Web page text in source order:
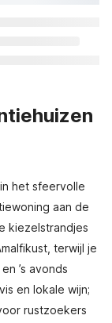
het sfeervolle
aan de
kiezelstrandjes
terwijl je
’s avonds
en lokale wijn;
rustzoekers